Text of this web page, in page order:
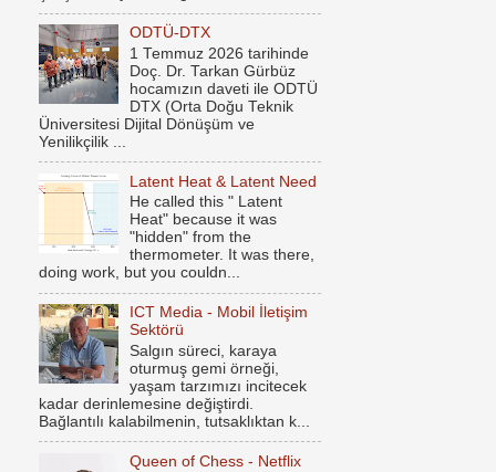
ODTÜ-DTX
1 Temmuz 2026 tarihinde
Doç. Dr. Tarkan Gürbüz
hocamızın daveti ile ODTÜ
DTX (Orta Doğu Teknik
Üniversitesi Dijital Dönüşüm ve
Yenilikçilik ...
Latent Heat & Latent Need
He called this " Latent
Heat" because it was
"hidden" from the
thermometer. It was there,
doing work, but you couldn...
ICT Media - Mobil İletişim
Sektörü
Salgın süreci, karaya
oturmuş gemi örneği,
yaşam tarzımızı incitecek
kadar derinlemesine değiştirdi.
Bağlantılı kalabilmenin, tutsaklıktan k...
Queen of Chess - Netflix